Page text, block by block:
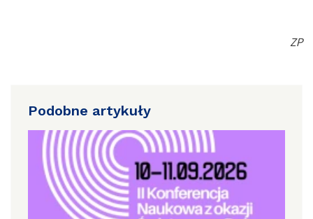
ZP
Podobne artykuły